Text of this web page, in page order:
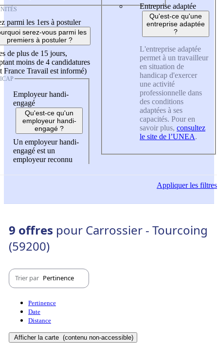
parmi les 1ers à postuler
serez-vous parmi les
premiers à postuler ?
de plus de 15 jours,
moins de 4 candidatures
France Travail est informé)
Employeur handi-
engagé
Qu'est-ce qu'un
employeur handi-
engagé ?
Un employeur handi-
engagé est un
employeur reconnu
Entreprise adaptée
Qu'est-ce qu'une
entreprise adaptée
?
L'entreprise adaptée
permet à un travailleur
en situation de
handicap d'exercer
une activité
professionnelle dans
des conditions
adaptées à ses
capacités. Pour en
savoir plus, consultez
le site de l’UNEA.
Appliquerles filtres
9 offres pour Carrossier - Tourcoing
(59200)
Trier par Pertinence
Pertinence
Date
Distance
Afficher la carte (contenu non-accessible)